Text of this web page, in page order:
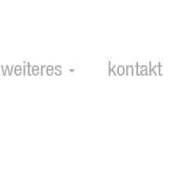
weiteres kontakt